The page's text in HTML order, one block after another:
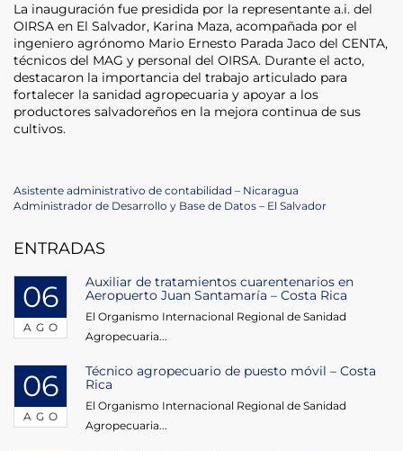
La inauguración fue presidida por la representante a.i. del
OIRSA en El Salvador, Karina Maza, acompañada por el
ingeniero agrónomo Mario Ernesto Parada Jaco del CENTA,
técnicos del MAG y personal del OIRSA. Durante el acto,
destacaron la importancia del trabajo articulado para
fortalecer la sanidad agropecuaria y apoyar a los
productores salvadoreños en la mejora continua de sus
cultivos.
Navegación
entradas
Previous
Post
Asistente administrativo de contabilidad – Nicaragua
Next
Administrador de Desarrollo y Base de Datos – El Salvador
ENTRADAS
06
AGO
Auxiliar de tratamientos cuarentenarios en
Aeropuerto Juan Santamaría – Costa Rica
El Organismo Internacional Regional de Sanidad
Agropecuaria...
06
AGO
Técnico agropecuario de puesto móvil – Costa
Rica
El Organismo Internacional Regional de Sanidad
Agropecuaria...